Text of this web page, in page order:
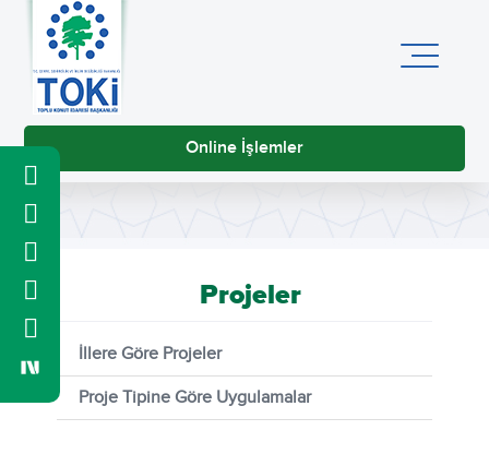
Online İşlemler
Projeler
İllere Göre Projeler
Proje Tipine Göre Uygulamalar